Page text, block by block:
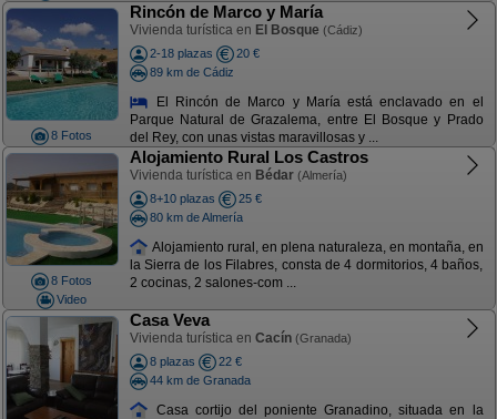
8 Fotos
Rincón de Marco y María
Vivienda turística en El Bosque (Cádiz)
2-18 plazas
20 €
89 km de Cádiz
El Rincón de Marco y María está enclavado en el
Parque Natural de Grazalema, entre El Bosque y Prado
del Rey, con unas vistas maravillosas y ...
8 Fotos
Video
Alojamiento Rural Los Castros
Vivienda turística en Bédar (Almería)
8+10 plazas
25 €
80 km de Almería
Alojamiento rural, en plena naturaleza, en montaña, en
la Sierra de los Filabres, consta de 4 dormitorios, 4 baños,
2 cocinas, 2 salones-com ...
Casa Veva
Vivienda turística en Cacín (Granada)
8 plazas
22 €
44 km de Granada
Casa cortijo del poniente Granadino, situada en la